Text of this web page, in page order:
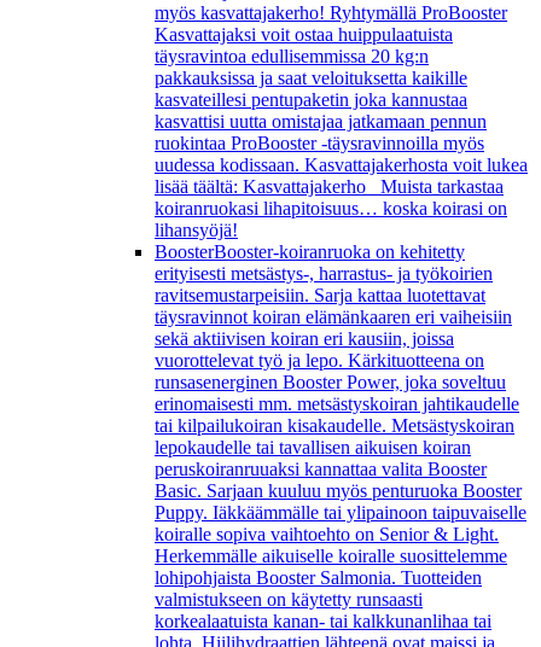
myös kasvattajakerho! Ryhtymällä ProBooster
Kasvattajaksi voit ostaa huippulaatuista
täysravintoa edullisemmissa 20 kg:n
pakkauksissa ja saat veloituksetta kaikille
kasvateillesi pentupaketin joka kannustaa
kasvattisi uutta omistajaa jatkamaan pennun
ruokintaa ProBooster -täysravinnoilla myös
uudessa kodissaan. Kasvattajakerhosta voit lukea
lisää täältä: Kasvattajakerho Muista tarkastaa
koiranruokasi lihapitoisuus… koska koirasi on
lihansyöjä!
BoosterBooster-koiranruoka on kehitetty
erityisesti metsästys-, harrastus- ja työkoirien
ravitsemustarpeisiin. Sarja kattaa luotettavat
täysravinnot koiran elämänkaaren eri vaiheisiin
sekä aktiivisen koiran eri kausiin, joissa
vuorottelevat työ ja lepo. Kärkituotteena on
runsasenerginen Booster Power, joka soveltuu
erinomaisesti mm. metsästyskoiran jahtikaudelle
tai kilpailukoiran kisakaudelle. Metsästyskoiran
lepokaudelle tai tavallisen aikuisen koiran
peruskoiranruuaksi kannattaa valita Booster
Basic. Sarjaan kuuluu myös penturuoka Booster
Puppy. Iäkkäämmälle tai ylipainoon taipuvaiselle
koiralle sopiva vaihtoehto on Senior & Light.
Herkemmälle aikuiselle koiralle suosittelemme
lohipohjaista Booster Salmonia. Tuotteiden
valmistukseen on käytetty runsaasti
korkealaatuista kanan- tai kalkkunanlihaa tai
lohta. Hiilihydraattien lähteenä ovat maissi ja